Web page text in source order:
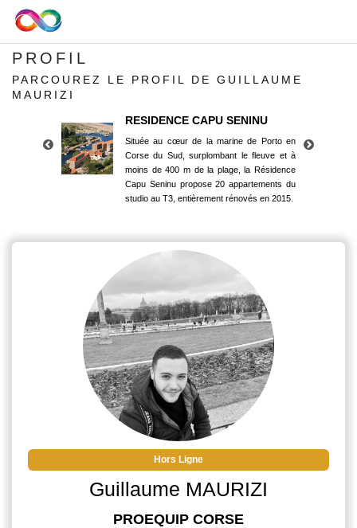
PROFIL
PARCOUREZ LE PROFIL DE GUILLAUME
MAURIZI
RESIDENCE CAPU SENINU
Située au cœur de la marine de Porto en
Corse du Sud, surplombant le fleuve et à
moins de 400 m de la plage, la Résidence
Capu Seninu propose 20 appartements du
studio au T3, entièrement rénovés en 2015.
Corse du Sud, surplombant le fleuve et à
moins de 400 m de la plage, la Résidence
Capu Seninu propose 20 appartements du
studio au T3, entièrement rénovés en 2015.
Hors Ligne
Guillaume MAURIZI
PROEQUIP CORSE